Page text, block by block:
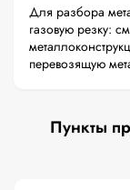
Для разбора
газовую резку:
перевозящую
Пункты